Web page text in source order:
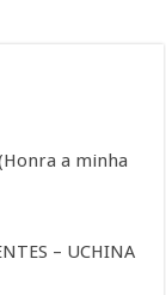
a minha
– UCHINA